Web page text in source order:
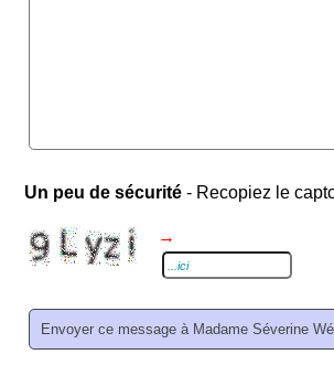
Un peu de sécurité - Recopiez le
→